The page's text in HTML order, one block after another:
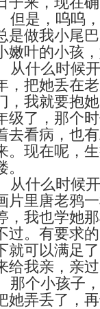
但是，呜呜
是做我小尾
嫩叶的小孩
从什么时候
，把她丢在
，我就要抱
级了，那个
去看病，也
。现在呢，
。
从什么时候
片里唐老鸦
，我也学她
过。有要求
就可以满足
给我亲，亲
那个小孩子
她弄丢了，